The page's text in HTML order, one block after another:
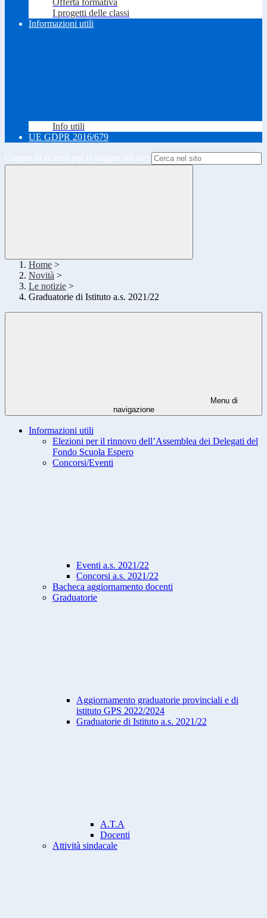
Offerta formativa
I progetti delle classi
Informazioni utili
Info utili
UE GDPR 2016/679
Home >
Novità >
Le notizie >
Graduatorie di Istituto a.s. 2021/22
Menu di
navigazione
Informazioni utili
Elezioni per il rinnovo dell’Assemblea dei Delegati del
Fondo Scuola Espero
Concorsi/Eventi
Eventi a.s. 2021/22
Concorsi a.s. 2021/22
Bacheca aggiornamento docenti
Graduatorie
Aggiornamento graduatorie provinciali e di
istituto GPS 2022/2024
Graduatorie di Istituto a.s. 2021/22
A.T.A
Docenti
Attività sindacale